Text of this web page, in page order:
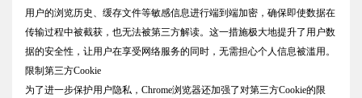
用户的浏览历史、缓存文件等敏感信息进行端到端加密，确保即使数据在
传输过程中被截获，也无法被第三方解读。这一措施极大地提升了用户数
据的安全性，让用户在享受网络服务的同时，无需担心个人信息被滥用。
限制第三方Cookie
为了进一步保护用户隐私，Chrome浏览器还加强了对第三方Cookie的限